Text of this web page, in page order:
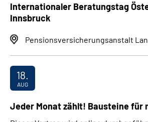
Internationaler Beratungstag
Innsbruck
Pensionsversicherungsanstalt
Jeder Monat zählt! Bausteine für
18.
AUG